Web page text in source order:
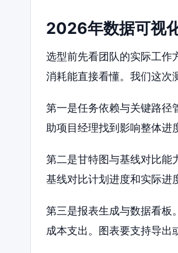
2026年数据可视
选型前先看团队的实际工作
消耗能直接看懂。我们这次
第一是任务依赖与关键路径
助项目经理找到影响整体进
第二是甘特图与基线对比能
基线对比计划进度和实际进
第三是报表生成与数据看板
成本支出。图表要支持导出